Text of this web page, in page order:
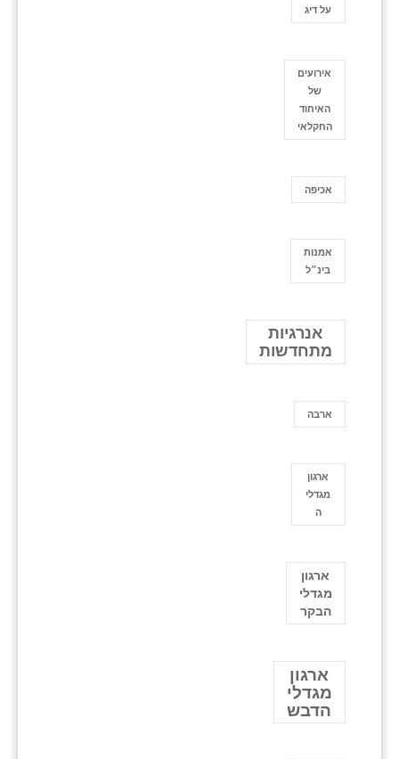
על דיג
אירועים
של
האיחוד
החקלאי
אכיפה
אמנות
בינ״ל
אנרגיות
מתחדשות
ארבה
ארגון
מגדלי
ה
ארגון
מגדלי
הבקר
ארגון
מגדלי
הדבש